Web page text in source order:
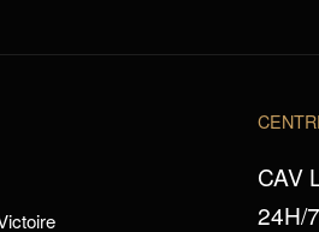
CAV
24H/